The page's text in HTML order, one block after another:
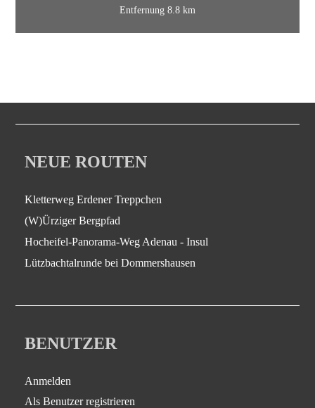
Entfernung 8.8 km
NEUE ROUTEN
Kletterweg Erdener Treppchen
(W)Ürziger Bergpfad
Hocheifel-Panorama-Weg Adenau - Insul
Lützbachtalrunde bei Dommershausen
BENUTZER
Anmelden
Als Benutzer registrieren